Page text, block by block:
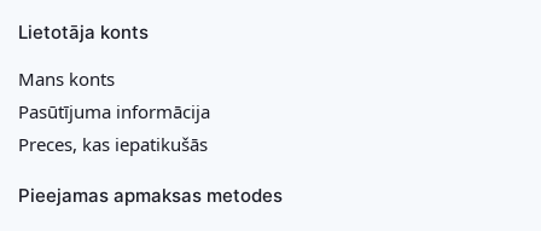
Lietotāja konts
Mans konts
Pasūtījuma informācija
Preces, kas iepatikušās
Pieejamas apmaksas metodes